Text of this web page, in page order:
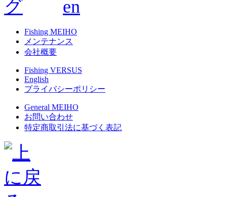
Fishing MEIHO
メンテナンス
会社概要
Fishing VERSUS
English
プライバシーポリシー
General MEIHO
お問い合わせ
特定商取引法に基づく表記